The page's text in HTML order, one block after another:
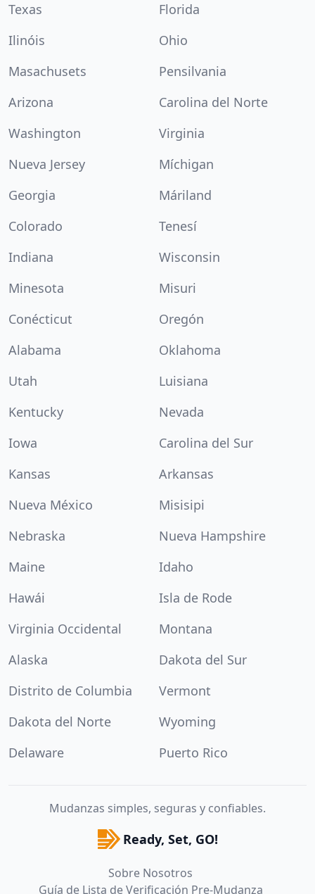
Texas
Florida
Ilinóis
Ohio
Masachusets
Pensilvania
Arizona
Carolina del Norte
Washington
Virginia
Nueva Jersey
Míchigan
Georgia
Máriland
Colorado
Tenesí
Indiana
Wisconsin
Minesota
Misuri
Conécticut
Oregón
Alabama
Oklahoma
Utah
Luisiana
Kentucky
Nevada
Iowa
Carolina del Sur
Kansas
Arkansas
Nueva México
Misisipi
Nebraska
Nueva Hampshire
Maine
Idaho
Hawái
Isla de Rode
Virginia Occidental
Montana
Alaska
Dakota del Sur
Distrito de Columbia
Vermont
Dakota del Norte
Wyoming
Delaware
Puerto Rico
Mudanzas simples, seguras y confiables.
Ready, Set, GO!
Sobre Nosotros
Guía de Lista de Verificación Pre-Mudanza